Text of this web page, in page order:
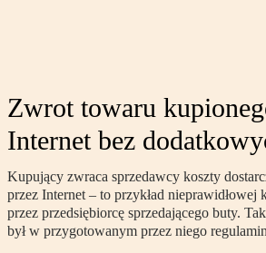
Zwrot towaru
Internet bez
Kupujący zwraca sprzedawcy koszty
przez Internet – to przykład nieprawidłowej
przez przedsiębiorcę sprzedającego buty.
był w przygotowanym przez niego